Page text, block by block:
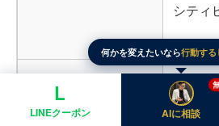
シティ
アラガン
ジャルプ
何かを変えたいなら行動する
L
LINEクーポン AIに相談